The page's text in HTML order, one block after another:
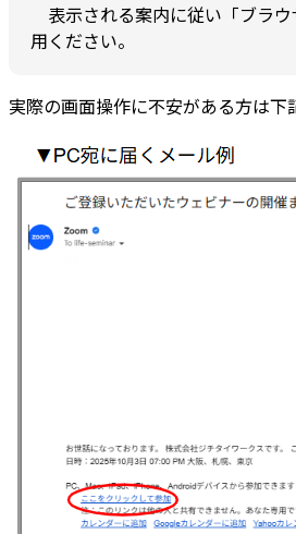
表示される案内に従い「ブラ
用ください。
実際の画面操作に不安がある方は下